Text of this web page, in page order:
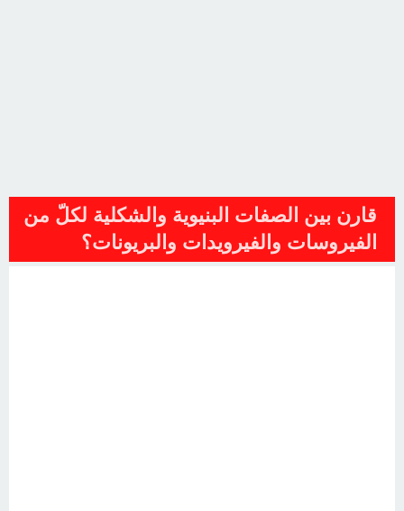
قارن بين الصفات البنيوية والشكلية لكلّ من
الفيروسات والفيرويدات والبريونات؟